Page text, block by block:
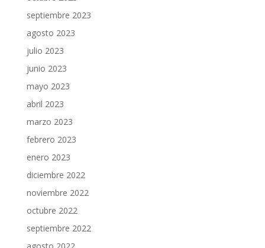
septiembre 2023
agosto 2023
julio 2023
junio 2023
mayo 2023
abril 2023
marzo 2023
febrero 2023
enero 2023
diciembre 2022
noviembre 2022
octubre 2022
septiembre 2022